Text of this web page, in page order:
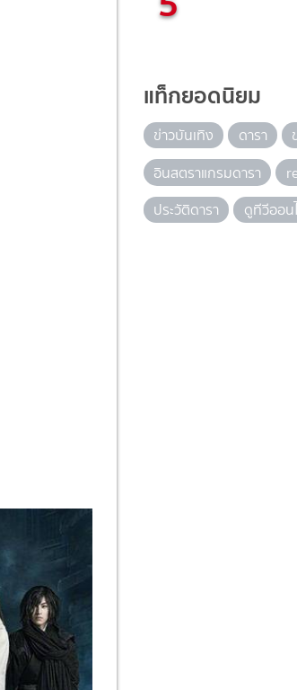
แท็กยอดนิยม
ข่าวบันเทิง ดารา
อินสตราแกรมดารา
ประวัติดารา
ดูทีวีออน